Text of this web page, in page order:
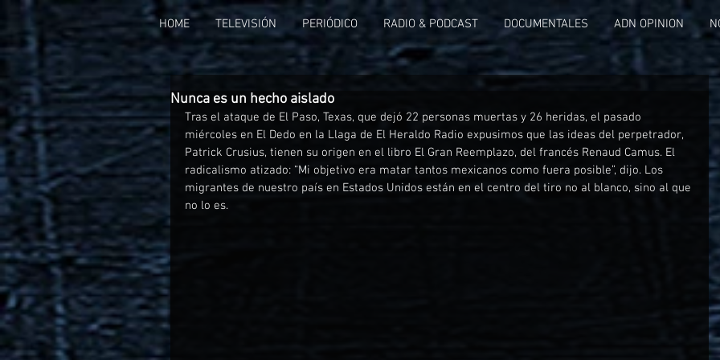
HOME TELEVISIÓN PERIÓDICO RADIO & PODCAST DOCUMENTALES ADN OPINION
Nunca es un hecho aislado
Tras el ataque de El Paso, Texas, que dejó 22 personas muertas y 26 heridas, el pasado
miércoles en El Dedo en la Llaga de El Heraldo Radio expusimos que las ideas del perpetrador,
Patrick Crusius, tienen su origen en el libro El Gran Reemplazo, del francés Renaud Camus. El
radicalismo atizado: “Mi objetivo era matar tantos mexicanos como fuera posible”, dijo. Los
migrantes de nuestro país en Estados Unidos están en el centro del tiro no al blanco, sino al que
no lo es.